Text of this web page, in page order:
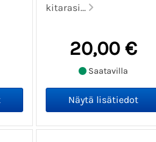
kitarasi...
20,00 €
Saatavilla